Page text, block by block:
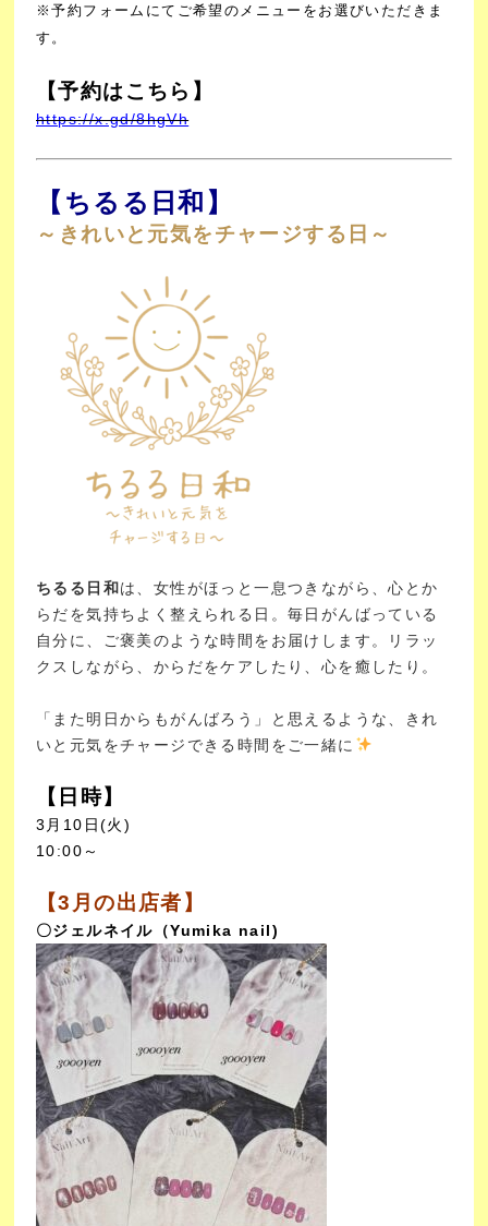
※予約フォームにてご希望のメニューをお選びいただきま
す。
【予約はこちら】
https://x.gd/8hgVh
【ちるる日和】
～きれいと元気をチャージする日～
ちるる日和は、女性がほっと一息つきながら、心とか
らだを気持ちよく整えられる日。毎日がんばっている
自分に、ご褒美のような時間をお届けします。 リラッ
クスしながら、からだをケアしたり、心を癒したり。
「また明日からもがんばろう」と思えるような、きれ
いと元気をチャージできる時間をご一緒に
【日時】
3月10日(火)
10:00～
【3月の出店者】
〇ジェルネイル（Yumika nail)